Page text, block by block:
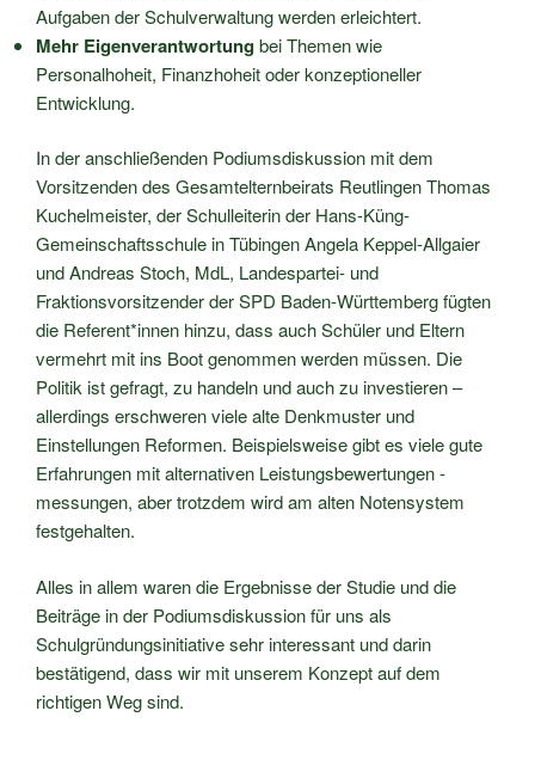
Aufgaben der Schulverwaltung werden erleichtert.
Mehr Eigenverantwortungbei Themen wie
Personalhoheit, Finanzhoheit oder konzeptioneller
Entwicklung.
In der anschließenden Podiumsdiskussion mit dem
Vorsitzenden des Gesamtelternbeirats Reutlingen Thomas
Kuchelmeister, der Schulleiterin der Hans-Küng-
Gemeinschaftsschule in Tübingen Angela Keppel-Allgaier
und Andreas Stoch, MdL, Landespartei- und
Fraktionsvorsitzender der SPD Baden-Württemberg fügten
die Referent*innen hinzu, dass auch Schüler und Eltern
vermehrt mit ins Boot genommen werden müssen. Die
Politik ist gefragt, zu handeln und auch zu investieren –
allerdings erschweren viele alte Denkmuster und
Einstellungen Reformen. Beispielsweise gibt es viele gute
Erfahrungen mit alternativen Leistungsbewertungen -
messungen, aber trotzdem wird am alten Notensystem
festgehalten.
Alles in allem waren die Ergebnisse der Studie und die
Beiträge in der Podiumsdiskussion für uns als
Schulgründungsinitiative sehr interessant und darin
bestätigend, dass wir mit unserem Konzept auf dem
richtigen Weg sind.